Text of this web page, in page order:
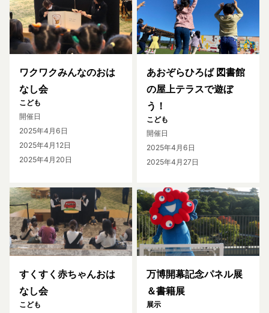
ワクワクみんなのおは
なし会
こども
開催日
2025年4月6日
2025年4月12日
2025年4月20日
あおぞらひろば 図書館
の屋上テラスで遊ぼ
う！
こども
開催日
2025年4月6日
2025年4月27日
すくすく赤ちゃんおは
なし会
こども
万博開幕記念パネル展
＆書籍展
展示